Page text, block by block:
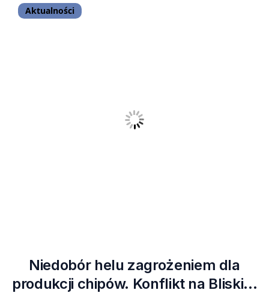
Aktualności
Niedobór helu zagrożeniem dla
produkcji chipów. Konflikt na Bliskim